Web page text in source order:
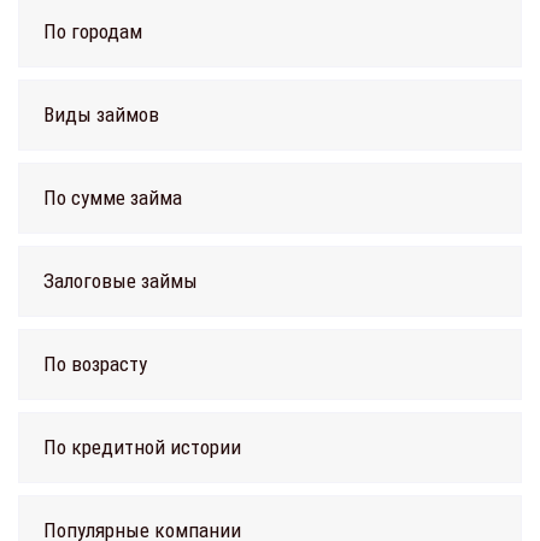
По городам
Виды займов
По сумме займа
Залоговые займы
По возрасту
По кредитной истории
Популярные компании